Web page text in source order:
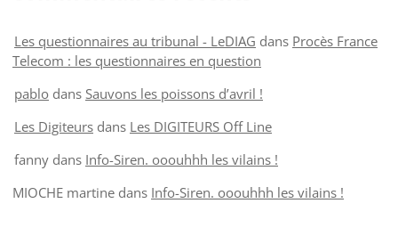
Les questionnaires au tribunal - LeDIAG dans Procès France
Telecom : les questionnaires en question
pablo dans Sauvons les poissons d’avril !
Les Digiteurs dans Les DIGITEURS Off Line
fanny dans Info-Siren. ooouhhh les vilains !
MIOCHE martine dans Info-Siren. ooouhhh les vilains !